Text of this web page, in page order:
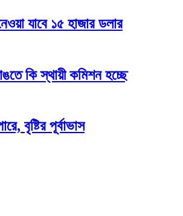
যাবে ১৫ হাজার ডলার
কি স্থায়ী কমিশন হচ্ছে
বৃষ্টির পূর্বাভাস